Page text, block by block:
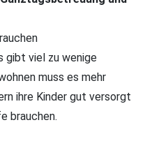
gibt viel zu wenige
muss es mehr
ihre Kinder gut versorgt
brauchen.